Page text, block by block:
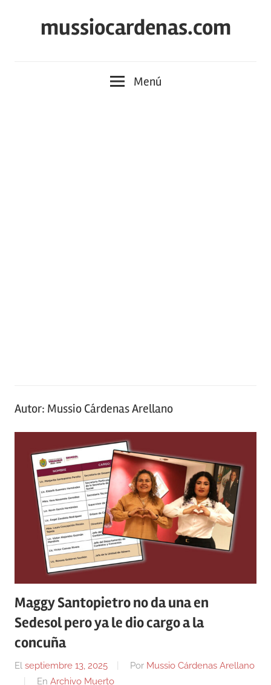
mussiocardenas.com
Menú
Autor: Mussio Cárdenas Arellano
Maggy Santopietro no da una en
Sedesol pero ya le dio cargo a la
concuña
El septiembre 13, 2025 Por Mussio Cárdenas Arellano
En Archivo Muerto